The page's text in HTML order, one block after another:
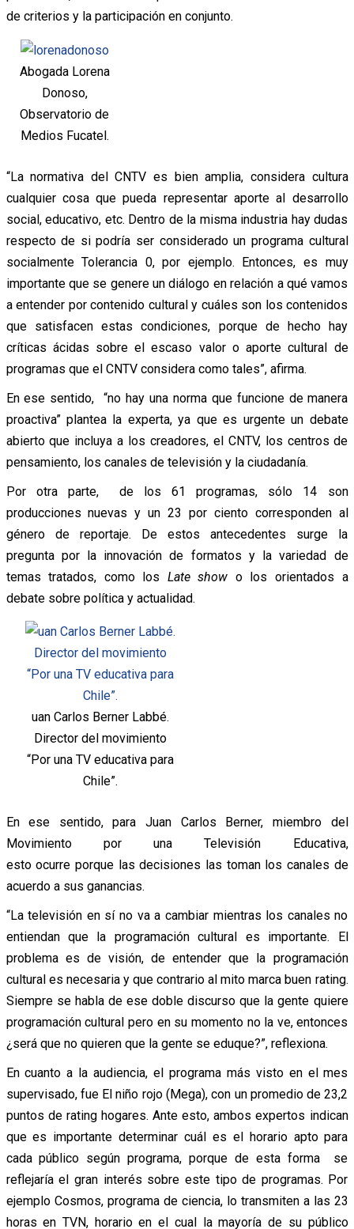
de criterios y la participación en conjunto.
Abogada Lorena
Donoso,
Observatorio de
Medios Fucatel.
“La normativa del CNTV es bien amplia, considera cultura
cualquier cosa que pueda representar aporte al desarrollo
social, educativo, etc. Dentro de la misma industria hay dudas
respecto de si podría ser considerado un programa cultural
socialmente Tolerancia 0, por ejemplo. Entonces, es muy
importante que se genere un diálogo en relación a qué vamos
a entender por contenido cultural y cuáles son los contenidos
que satisfacen estas condiciones, porque de hecho hay
críticas ácidas sobre el escaso valor o aporte cultural de
programas que el CNTV considera como tales”, afirma.
En ese sentido, “no hay una norma que funcione de manera
proactiva” plantea la experta, ya que es urgente un debate
abierto que incluya a los creadores, el CNTV, los centros de
pensamiento, los canales de televisión y la ciudadanía.
Por otra parte, de los 61 programas, sólo 14 son
producciones nuevas y un 23 por ciento corresponden al
género de reportaje. De estos antecedentes surge la
pregunta por la innovación de formatos y la variedad de
temas tratados, como los Late show o los orientados a
debate sobre política y actualidad.
uan Carlos Berner Labbé.
Director del movimiento
“Por una TV educativa para
Chile”.
En ese sentido, para Juan Carlos Berner, miembro del
Movimiento por una Televisión Educativa,
esto ocurre porque las decisiones las toman los canales de
acuerdo a sus ganancias.
“La televisión en sí no va a cambiar mientras los canales no
entiendan que la programación cultural es importante. El
problema es de visión, de entender que la programación
cultural es necesaria y que contrario al mito marca buen rating.
Siempre se habla de ese doble discurso que la gente quiere
programación cultural pero en su momento no la ve, entonces
¿será que no quieren que la gente se eduque?”, reflexiona.
En cuanto a la audiencia, el programa más visto en el mes
supervisado, fue El niño rojo (Mega), con un promedio de 23,2
puntos de rating hogares. Ante esto, ambos expertos indican
que es importante determinar cuál es el horario apto para
cada público según programa, porque de esta forma se
reflejaría el gran interés sobre este tipo de programas. Por
ejemplo Cosmos, programa de ciencia, lo transmiten a las 23
horas en TVN, horario en el cual la mayoría de su público